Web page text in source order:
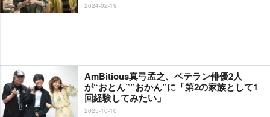
2024-02-19
AmBitious真弓孟之、ベテラン俳優2人
が“おとん””おかん”に「第2の家族として1
回経験してみたい」
2025-10-10